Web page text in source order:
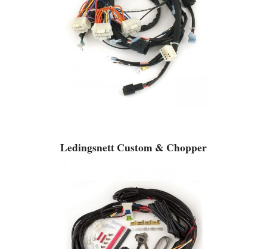
Ledingsnett Custom & Chopper